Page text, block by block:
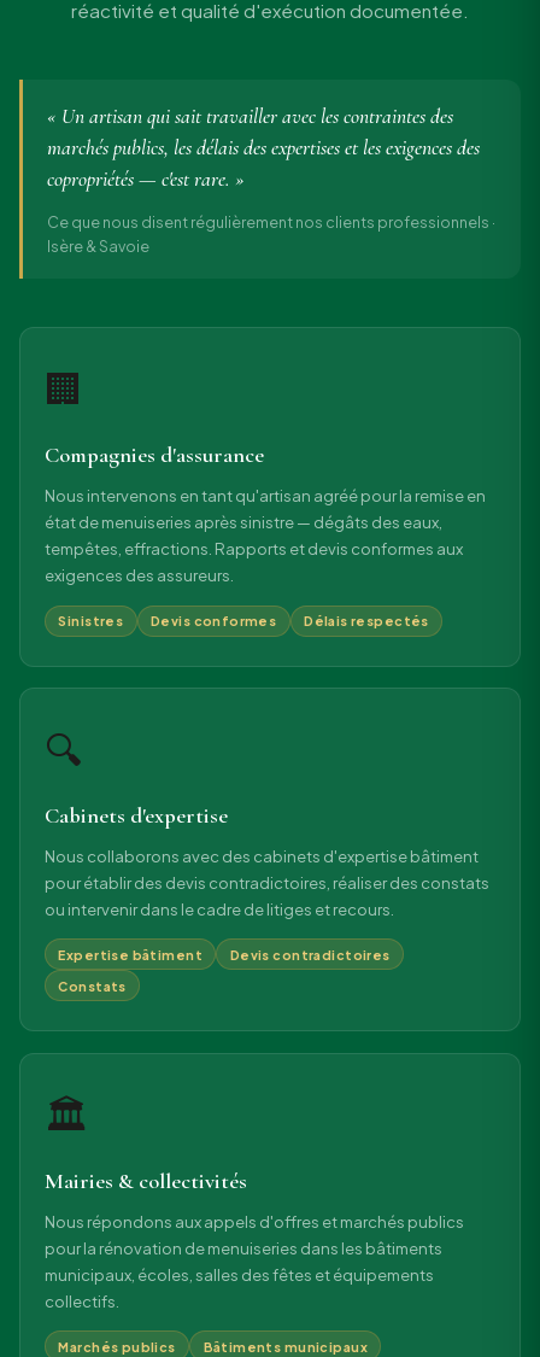
réactivité et qualité d'exécution documentée.
« Un artisan qui sait travailler avec les contraintes des
marchés publics, les délais des expertises et les exigences des
copropriétés — c'est rare. »
Ce que nous disent régulièrement nos clients professionnels ·
Isère & Savoie
🏢
Compagnies d'assurance
Nous intervenons en tant qu'artisan agréé pour la remise en
état de menuiseries après sinistre — dégâts des eaux,
tempêtes, effractions. Rapports et devis conformes aux
exigences des assureurs.
Sinistres Devis conformes Délais respectés
🔍
Cabinets d'expertise
Nous collaborons avec des cabinets d'expertise bâtiment
pour établir des devis contradictoires, réaliser des constats
ou intervenir dans le cadre de litiges et recours.
Expertise bâtiment Devis contradictoires
Constats
🏛
Mairies & collectivités
Nous répondons aux appels d'offres et marchés publics
pour la rénovation de menuiseries dans les bâtiments
municipaux, écoles, salles des fêtes et équipements
collectifs.
Marchés publics Bâtiments municipaux